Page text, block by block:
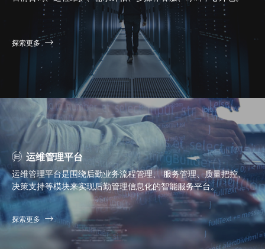
探索更多
运维管理平台
运维管理平台是围绕后勤业务流程管理、 服务管理、质量把控、
决策支持等模块来实现后勤管理信息化的智能服务平台。
探索更多